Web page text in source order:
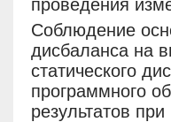
проведения
Соблюдение
дисбаланса на
статического
программного
результатов